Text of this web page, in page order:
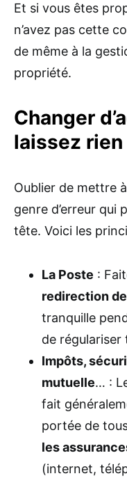
Et si vous êtes
n’avez pas cette
de même à la
propriété.
Changer
laissez rien
Oublier de mettre
genre d’erreur qui
tête. Voici les
La Poste :
redirection
tranquille
de régulariser
Impôts,
mutuelle… :
fait
portée de
les
(internet,